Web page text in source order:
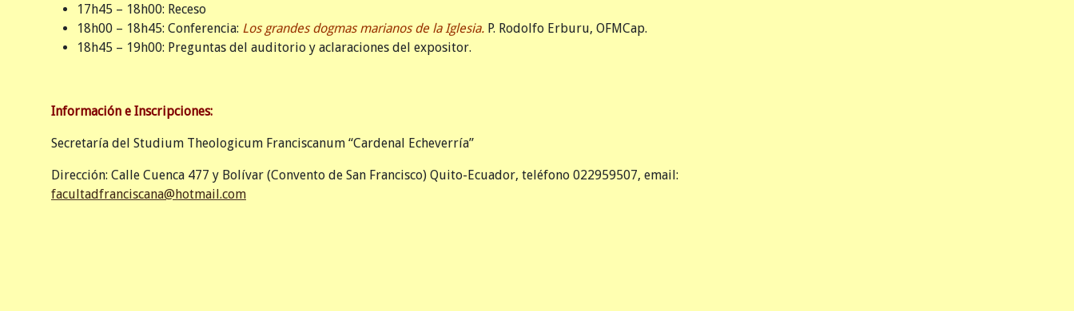
17h45 – 18h00: Receso
18h00 – 18h45: Conferencia: Los grandes dogmas marianos de la Iglesia. P. Rodolfo Erburu, OFMCap.
18h45 – 19h00: Preguntas del auditorio y aclaraciones del expositor.
Información e Inscripciones:
Secretaría del Studium Theologicum Franciscanum “Cardenal Echeverría”
Dirección: Calle Cuenca 477 y Bolívar (Convento de San Francisco) Quito-Ecuador, teléfono 022959507, email:
facultadfranciscana@hotmail.com